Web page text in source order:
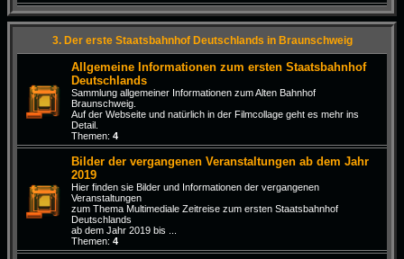
3. Der erste Staatsbahnhof Deutschlands in Braunschweig
Allgemeine Informationen zum ersten Staatsbahnhof
Deutschlands
Sammlung allgemeiner Informationen zum Alten Bahnhof
Braunschweig.
Auf der Webseite und natürlich in der Filmcollage geht es mehr ins
Detail.
Themen: 4
Bilder der vergangenen Veranstaltungen ab dem Jahr
2019
Hier finden sie Bilder und Informationen der vergangenen
Veranstaltungen
zum Thema Multimediale Zeitreise zum ersten Staatsbahnhof
Deutschlands
ab dem Jahr 2019 bis ...
Themen: 4